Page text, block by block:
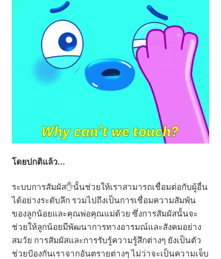
โดยปกติแล้ว...
ระบบการสัมผัส✋นั้นช่วยให้เราสามารถเชื่อมต่อกับผู้อื่น
ได้อย่างระดับลึก รวมไปถึงเป็นการเชื่อมความสัมพัน
ของลูกน้อยและคุณพ่อคุณแม่ด้วย ซึ่งการสัมผัสนั้นจะ
ช่วยให้ลูกน้อยมีพัฒนาการทางอารมณ์และสังคมอย่าง
สมวัย การสัมผัสและการรับรู้ความรู้สึกต่างๆ ยังเป็นตัว
ช่วยป้องกันเราจากอันตรายต่างๆ ไม่ว่าจะเป็นความเจ็บ